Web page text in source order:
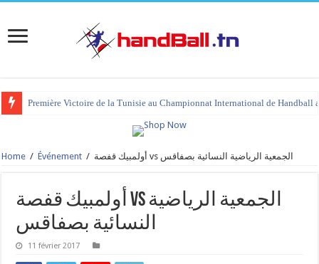
Première Victoire de la Tunisie au Championnat International de Handball
Home / Événement / أولمبيك قفصة vs الجمعية الرياضية النسائية بصفاقس
أولمبيك قفصة vs الجمعية الرياضية
النسائية بصفاقس
11 février 2017